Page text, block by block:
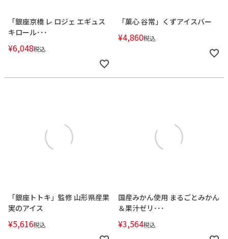
「銀座京橋 レ ロジェ エギュス
キロール･･･
¥6,048税込
「菓心 谷常」くずアイスバー
¥4,860税込
「銀座トトキ」監修 山形県産果
実のアイス
¥5,616税込
国産みかん使用 まるごとみかん
＆果汁ゼリ･･･
¥3,564税込